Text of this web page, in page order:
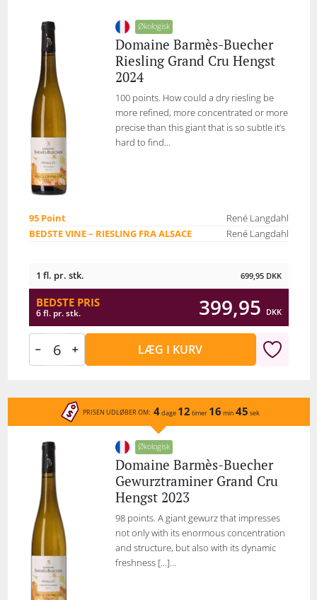
Økologisk
Domaine Barmès-Buecher
Riesling Grand Cru Hengst
2024
100 points. How could a dry riesling be
more refined, more concentrated or more
precise than this giant that is so subtle it’s
hard to find...
95 Point
René Langdahl
BEDSTE VINE – RIESLING FRA ALSACE
René Langdahl
1 fl. pr. stk. 699,95 DKK
BEDSTE PRIS
6 fl. pr. stk. 399,95 DKK
LÆG I KURV
PRISEN UDLØBER OM: 4dage 12 timer 16 min 45 sek
Økologisk
Domaine Barmès-Buecher
Gewurztraminer Grand Cru
Hengst 2023
98 points. A giant gewurz that impresses
not only with its enormous concentration
and structure, but also with its dynamic
freshness [...]...